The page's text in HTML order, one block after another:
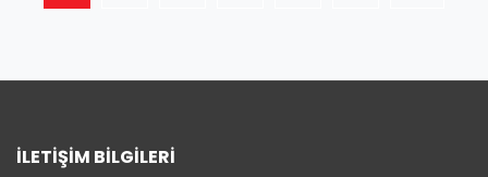
İLETIŞIM BILGILERI